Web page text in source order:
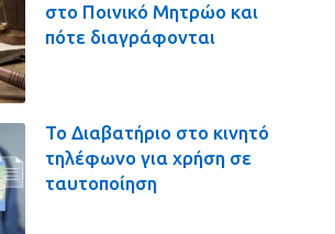
στο Ποινικό Μητρώο και
πότε διαγράφονται
Το Διαβατήριο στο κινητό
τηλέφωνο για χρήση σε
ταυτοποίηση